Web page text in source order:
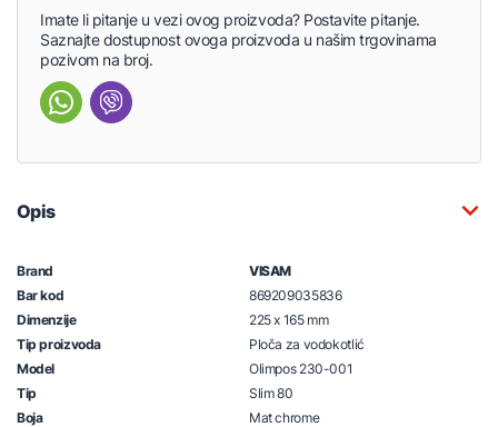
Imate li pitanje u vezi ovog proizvoda? Postavite pitanje.
Saznajte dostupnost ovoga proizvoda u našim trgovinama
pozivom na broj.
Opis
Brand
VISAM
Bar kod
869209035836
Dimenzije
225 x 165 mm
Tip proizvoda
Ploča za vodokotlić
Model
Olimpos 230-001
Tip
Slim 80
Boja
Mat chrome